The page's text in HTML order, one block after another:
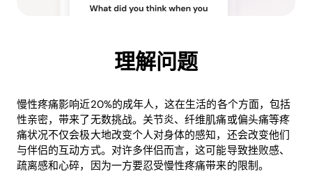
理解问题
慢性疼痛影响近20%的成年人，这在生活的各个方面，包括
性亲密，带来了无数挑战。关节炎、纤维肌痛或偏头痛等疼
痛状况不仅会极大地改变个人对身体的感知，还会改变他们
与伴侣的互动方式。对许多伴侣而言，这可能导致挫败感、
疏离感和心碎，因为一方要忍受慢性疼痛带来的限制。